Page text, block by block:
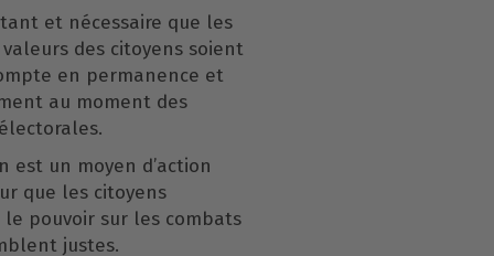
et nécessaire que les
des citoyens soient
en permanence et
au moment des
est un moyen d’action
que les citoyens
pouvoir sur les combats
justes.